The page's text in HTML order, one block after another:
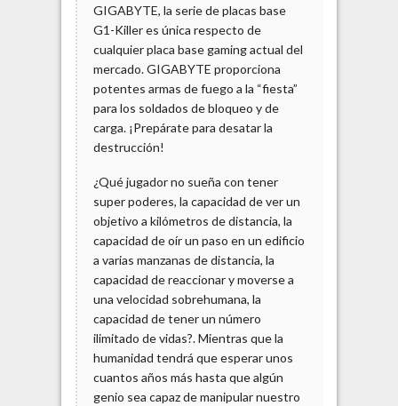
GIGABYTE, la serie de placas base
G1-Killer es única respecto de
cualquier placa base gaming actual del
mercado. GIGABYTE proporciona
potentes armas de fuego a la “fiesta”
para los soldados de bloqueo y de
carga. ¡Prepárate para desatar la
destrucción!
¿Qué jugador no sueña con tener
super poderes, la capacidad de ver un
objetivo a kilómetros de distancia, la
capacidad de oír un paso en un edificio
a varias manzanas de distancia, la
capacidad de reaccionar y moverse a
una velocidad sobrehumana, la
capacidad de tener un número
ilimitado de vidas?. Mientras que la
humanidad tendrá que esperar unos
cuantos años más hasta que algún
genio sea capaz de manipular nuestro